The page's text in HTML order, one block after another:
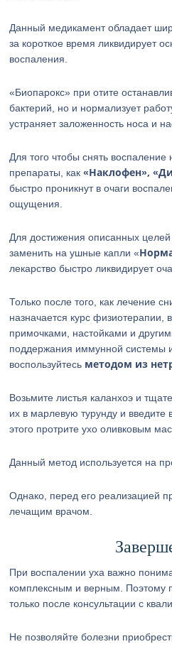
Данный медикамент обладает
за короткое время ликвидирует
воспаления.
«Биопарокс» при отите
бактерий, но и нормализует
устраняет заложенность носа и
Для того чтобы снять воспаление
препараты, как«Наклофен»,
быстро проникнут в очаги
ощущения.
Для достижения описанных
заменить на ушные капли «
лекарство быстро ликвидирует
Только после того, как лечение
назначается курс физиотерапии,
примочками, настойками и
поддержания иммунной системы
воспользуйтесь методом из
Возьмите листья каланхоэ и
их в марлевую турунду и введите
этого протрите ухо оливковым
Данный метод используется на
Однако, перед его реализацией
лечащим врачом.
При воспалении уха важно
комплексным и верным. Поэтому
только после консультации с
Не позволяйте болезни